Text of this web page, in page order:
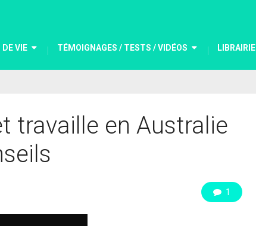
DE VIE TÉMOIGNAGES / TESTS / VIDÉOS LIBRAIRIE
travaille en Australie
1